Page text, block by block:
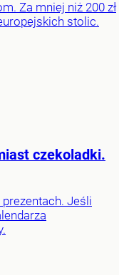
Za mniej niż 200 zł
stolic.
czekoladki.
Jeśli